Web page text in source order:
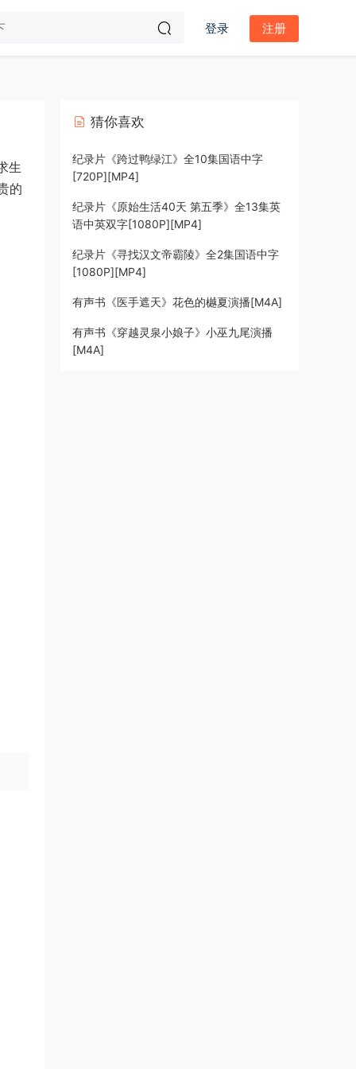
登录 注册
生
的
猜你喜欢
纪录片《跨过鸭绿江》全10集国语中字
[720P][MP4]
纪录片《原始生活40天 第五季》全13集英
语中英双字[1080P][MP4]
纪录片《寻找汉文帝霸陵》全2集国语中字
[1080P][MP4]
有声书《医手遮天》花色的樾夏演播[M4A]
有声书《穿越灵泉小娘子》小巫九尾演播
[M4A]